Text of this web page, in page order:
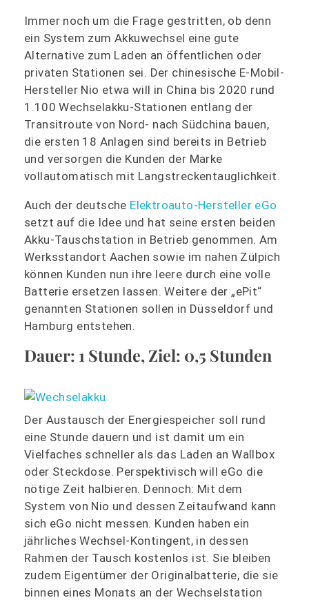
Immer noch um die Frage gestritten, ob denn
ein System zum Akkuwechsel eine gute
Alternative zum Laden an öffentlichen oder
privaten Stationen sei. Der chinesische E-Mobil-
Hersteller Nio etwa will in China bis 2020 rund
1.100 Wechselakku-Stationen entlang der
Transitroute von Nord- nach Südchina bauen,
die ersten 18 Anlagen sind bereits in Betrieb
und versorgen die Kunden der Marke
vollautomatisch mit Langstreckentauglichkeit.
Auch der deutsche Elektroauto-Hersteller eGo
setzt auf die Idee und hat seine ersten beiden
Akku-Tauschstation in Betrieb genommen. Am
Werksstandort Aachen sowie im nahen Zülpich
können Kunden nun ihre leere durch eine volle
Batterie ersetzen lassen. Weitere der „ePit“
genannten Stationen sollen in Düsseldorf und
Hamburg entstehen.
Dauer: 1 Stunde, Ziel: 0,5 Stunden
Der Austausch der Energiespeicher soll rund
eine Stunde dauern und ist damit um ein
Vielfaches schneller als das Laden an Wallbox
oder Steckdose. Perspektivisch will eGo die
nötige Zeit halbieren. Dennoch: Mit dem
System von Nio und dessen Zeitaufwand kann
sich eGo nicht messen. Kunden haben ein
jährliches Wechsel-Kontingent, in dessen
Rahmen der Tausch kostenlos ist. Sie bleiben
zudem Eigentümer der Originalbatterie, die sie
binnen eines Monats an der Wechselstation